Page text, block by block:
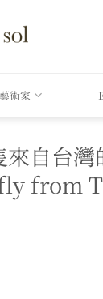
術家
自台灣
from